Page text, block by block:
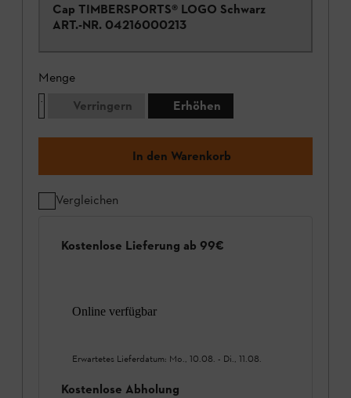
Cap TIMBERSPORTS® LOGO Schwarz
ART.-NR. 04216000213
Menge
Verringern
Erhöhen
In den Warenkorb
Vergleichen
Kostenlose Lieferung ab 99€
Online verfügbar
Erwartetes Lieferdatum: Mo., 10.08. - Di., 11.08.
Kostenlose Abholung